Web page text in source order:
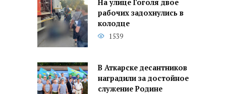
На улице Гоголя двое
рабочих задохнулись в
колодце
1539
В Аткарске десантников
наградили за достойное
служение Родине